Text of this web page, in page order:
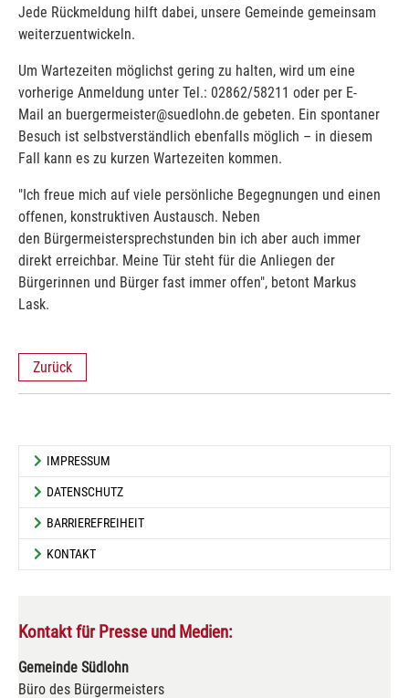
Jede Rückmeldung hilft dabei, unsere Gemeinde gemeinsam
weiterzuentwickeln.
Um Wartezeiten möglichst gering zu halten, wird um eine
vorherige Anmeldung unter Tel.: 02862/58211 oder per E-
Mail an buergermeister@suedlohn.de gebeten. Ein spontaner
Besuch ist selbstverständlich ebenfalls möglich – in diesem
Fall kann es zu kurzen Wartezeiten kommen.
"Ich freue mich auf viele persönliche Begegnungen und einen
offenen, konstruktiven Austausch. Neben
den Bürgermeistersprechstunden bin ich aber auch immer
direkt erreichbar. Meine Tür steht für die Anliegen der
Bürgerinnen und Bürger fast immer offen", betont Markus
Lask.
Zurück
IMPRESSUM
DATENSCHUTZ
BARRIEREFREIHEIT
KONTAKT
Kontakt für Presse und Medien:
Gemeinde Südlohn
Büro des Bürgermeisters